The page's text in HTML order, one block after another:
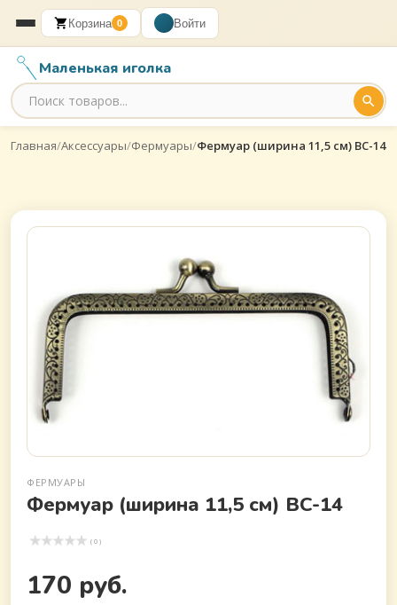
Корзина 0 Войти
Маленькая иголка
Главная/Аксессуары/Фермуары/Фермуар (ширина 11,5 см) BC-14
ФЕРМУАРЫ
Фермуар (ширина 11,5 см) BC-14
( 0 )
170 руб.